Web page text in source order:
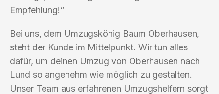
Empfehlung!“
Bei uns, dem Umzugskönig Baum Oberhausen,
steht der Kunde im Mittelpunkt. Wir tun alles
dafür, um deinen Umzug von Oberhausen nach
Lund so angenehm wie möglich zu gestalten.
Unser Team aus erfahrenen Umzugshelfern sorgt